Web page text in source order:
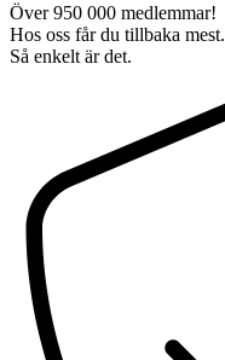
Över 950 000 medlemmar!
Hos oss får du tillbaka mest.
Så enkelt är det.